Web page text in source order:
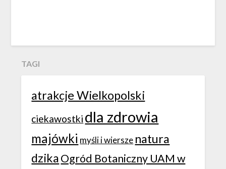
TAGI
atrakcje Wielkopolski
ciekawostki dla zdrowia
majówki myśli i wiersze natura
dzikaOgród Botaniczny UAM w